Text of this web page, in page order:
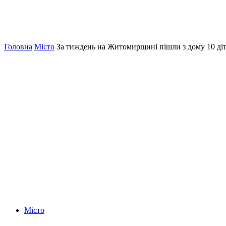
Головна Місто За тиждень на Житомирщині пішли з дому 10
Місто